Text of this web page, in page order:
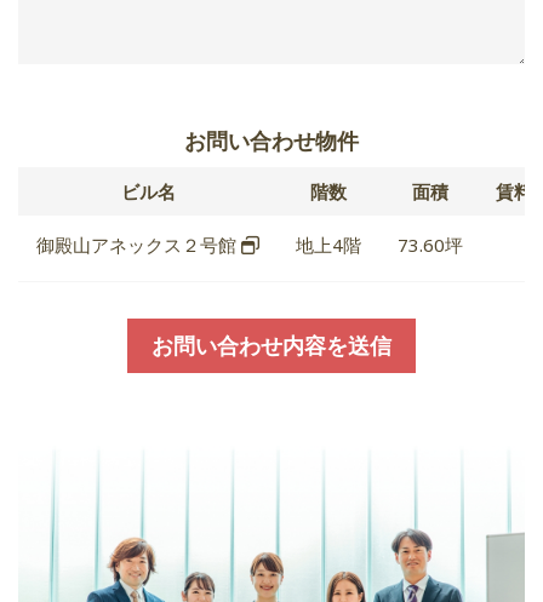
お問い合わせ物件
ビル名 階数 面積 賃料
御殿山アネックス２号館 地上4階 73.60坪
お問い合わせ内容を送信